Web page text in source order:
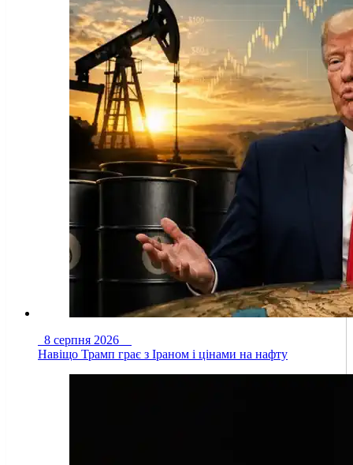
8 серпня 2026
Навіщо Трамп грає з Іраном і цінами на нафту